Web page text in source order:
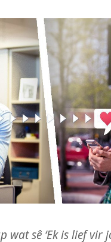
wat sê ‘Ek is lief vir